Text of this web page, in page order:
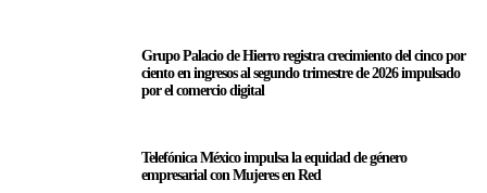
Grupo Palacio de Hierro registra crecimiento del cinco por
ciento en ingresos al segundo trimestre de 2026 impulsado
por el comercio digital
Telefónica México impulsa la equidad de género
empresarial con Mujeres en Red